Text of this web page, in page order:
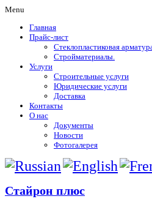
Menu
Главная
Прайс-лист
Стеклопластиковая
Стройматериалы.
Услуги
Строительные услуги
Юридические услуги
Доставка
Контакты
О нас
Документы
Новости
Фотогалерея
Стайрон плюс